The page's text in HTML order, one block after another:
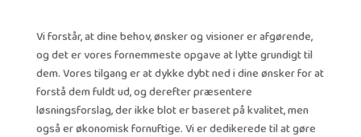
Vi forstår, at dine behov, ønsker og visioner er afgørende,
og det er vores fornemmeste opgave at lytte grundigt til
dem. Vores tilgang er at dykke dybt ned i dine ønsker for at
forstå dem fuldt ud, og derefter præsentere
løsningsforslag, der ikke blot er baseret på kvalitet, men
også er økonomisk fornuftige. Vi er dedikerede til at gøre